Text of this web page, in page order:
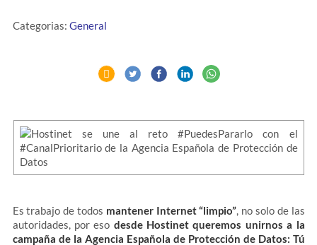
Categorias: General
Es trabajo de todos mantener Internet “limpio”, no solo de las
autoridades, por eso desde Hostinet queremos unirnos a la
campaña de la Agencia Española de Protección de Datos: Tú